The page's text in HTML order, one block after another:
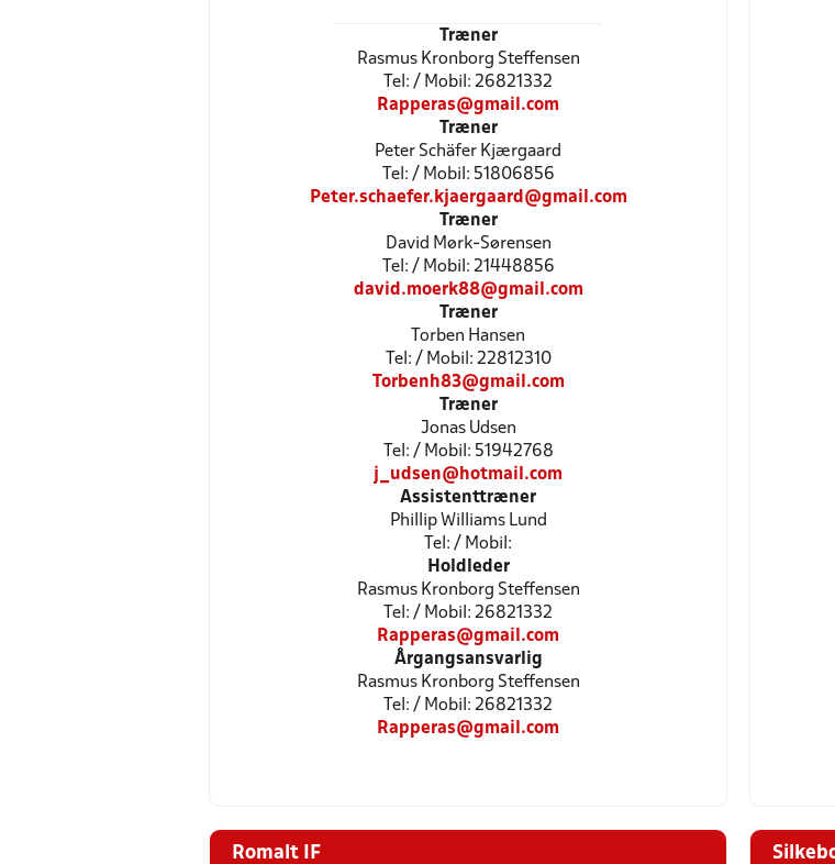
Træner
Rasmus Kronborg Steffensen
Tel: / Mobil: 26821332
Rapperas@gmail.com
Træner
Peter Schäfer Kjærgaard
Tel: / Mobil: 51806856
Peter.schaefer.kjaergaard@gmail.com
Træner
David Mørk-Sørensen
Tel: / Mobil: 21448856
david.moerk88@gmail.com
Træner
Torben Hansen
Tel: / Mobil: 22812310
Torbenh83@gmail.com
Træner
Jonas Udsen
Tel: / Mobil: 51942768
j_udsen@hotmail.com
Assistenttræner
Phillip Williams Lund
Tel: / Mobil:
Holdleder
Rasmus Kronborg Steffensen
Tel: / Mobil: 26821332
Rapperas@gmail.com
Årgangsansvarlig
Rasmus Kronborg Steffensen
Tel: / Mobil: 26821332
Rapperas@gmail.com
Romalt IF